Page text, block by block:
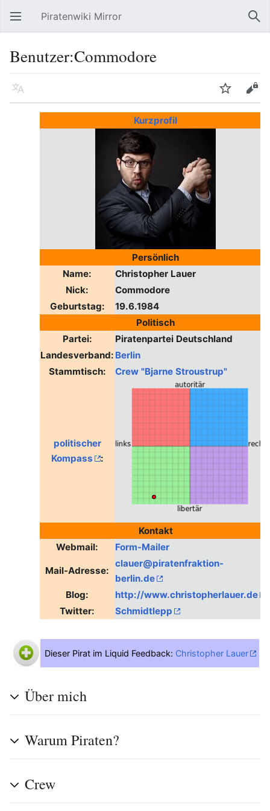
Hauptmenü öffnen Piratenwiki Mirror
Benutzer:Commodore
Sprache Beobachten Bearbeiten
Kurzprofil
Persönlich
Name:
Christopher Lauer
Nick:
Commodore
Geburtstag:
19.6.1984
Politisch
Partei:
Piratenpartei Deutschland
Landesverband: Berlin
Stammtisch:
Crew "Bjarne Stroustrup"
politischer
Kompass
:
Kontakt
Webmail:
Form-Mailer
Mail-Adresse:
clauer@piratenfraktion-
berlin.de
Blog:
http://www.christopherlauer.de
Twitter:
Schmidtlepp
Dieser Pirat im Liquid Feedback: Christopher Lauer
Über mich
Warum Piraten?
Crew